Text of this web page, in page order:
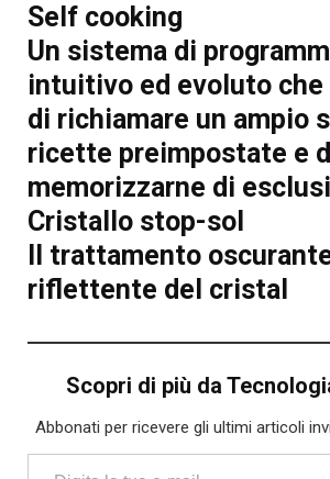
Self cooking
Un sistema di
intuitivo ed evoluto
di richiamare un ampio
ricette preimpostate e
memorizzarne di
Cristallo stop-sol
Il trattamento
riflettente del cristal
Scopri di più da
Abbonati per ricevere gli ultimi articoli
Digita la tua e-mail...